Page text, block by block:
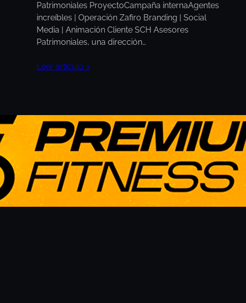
Patrimoniales ProyectoCampaña internaAgentes
increíbles | Operación Zafiro Branding | Social
Media | Animación Cliente SCH Asesores
Patrimoniales, una dirección…
Leer artículo >